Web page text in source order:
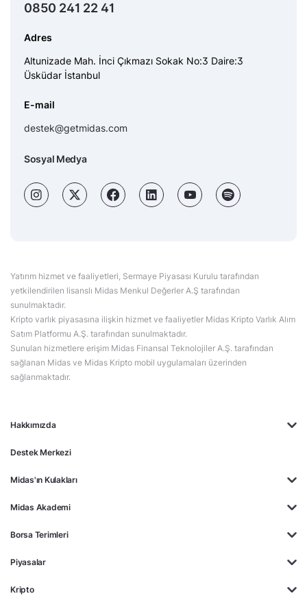
Hakkımızda
Destek Merkezi
Midas'ın Kulakları
Midas Akademi
Borsa Terimleri
Piyasalar
Kripto
0850 241 22 41
Adres
Altunizade Mah. İnci Çıkmazı Sokak No:3 Daire:3
Üsküdar İstanbul
E-mail
destek@getmidas.com
Sosyal Medya
Yatırım hizmet ve faaliyetleri, Sermaye Piyasası Kurulu tarafından
yetkilendirilen lisanslı Midas Menkul Değerler A.Ş tarafından
sunulmaktadır.
Kripto varlık piyasasına ilişkin hizmet ve faaliyetler Midas Kripto Varlık Alım
Satım Platformu A.Ş. tarafından sunulmaktadır.
Sunulan hizmetlere erişim Midas Finansal Teknolojiler A.Ş. tarafından
sağlanan Midas ve Midas Kripto mobil uygulamaları üzerinden
sağlanmaktadır.